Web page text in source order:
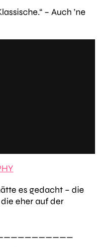
– Auch ’ne
es gedacht – die
eher auf der